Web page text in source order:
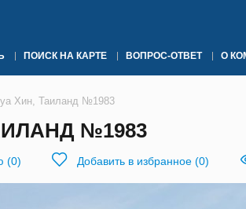
ПОИСК НА КАРТЕ ВОПРОС-ОТВЕТ О
Хин, Таиланд №1983
№1983
(0) Добавить в избранное (0)